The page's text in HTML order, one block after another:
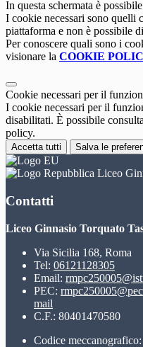
In questa schermata è
I cookie necessari sono quelli
piattaforma e non è possibile
Per conoscere quali sono i
visionare la COOKIE
Cookie necessari per il
I cookie necessari per il
disabilitati. È possibile
policy.
Accetta tutti Salva le
Liceo
Contatti
Liceo Ginnasio Torquato
Via Sicilia 168, Roma
Tel: 06121128305
Email:
PEC:
mail
C.F.: 80401470580
Codice